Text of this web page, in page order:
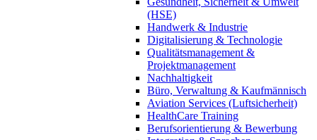
(HSE)
Handwerk & Industrie
Digitalisierung & Technologie
Qualitätsmanagement &
Projektmanagement
Nachhaltigkeit
Büro, Verwaltung & Kaufmännisch
Aviation Services (Luftsicherheit)
HealthCare Training
Berufsorientierung & Bewerbung